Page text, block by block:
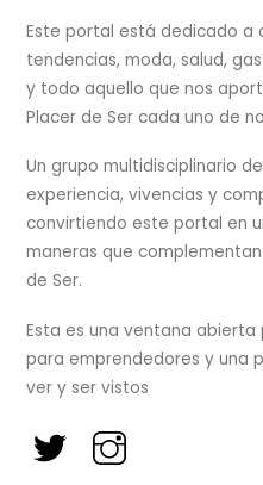
Este portal está dedicado a
tendencias, moda, salud,
y todo aquello que nos
Placer de Ser cada uno de
Un grupo multidisciplinario
experiencia, vivencias y
convirtiendo este portal en
maneras que
de Ser.
Esta es una ventana abierta
para emprendedores y una
ver y ser vistos